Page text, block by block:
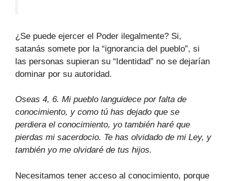
¿Se puede ejercer el Poder ilegalmente? Si,
satanás somete por la “ignorancia del pueblo”, si
las personas supieran su “Identidad” no se dejarían
dominar por su autoridad.
Oseas 4, 6. Mi pueblo languidece por falta de
conocimiento, y como tú has dejado que se
perdiera el conocimiento, yo también haré que
pierdas mi sacerdocio. Te has olvidado de mi Ley, y
también yo me olvidaré de tus hijos.
Necesitamos tener acceso al conocimiento, porque